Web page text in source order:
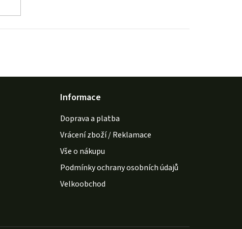
Informace
Doprava a platba
Vrácení zboží / Reklamace
Vše o nákupu
Podmínky ochrany osobních údajů
Velkoobchod